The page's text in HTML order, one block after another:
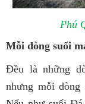
Phú
Mỗi dòng suối
Đều là những
nhưng mỗi dòng